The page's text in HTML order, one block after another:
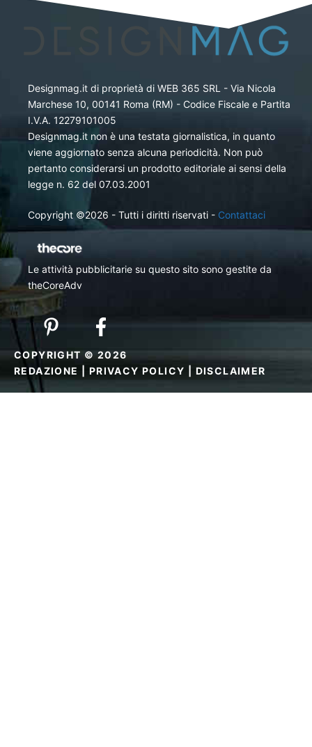
Designmag.it di proprietà di WEB 365 SRL - Via Nicola
Marchese 10, 00141 Roma (RM) - Codice Fiscale e Partita
I.V.A. 12279101005
Designmag.it non è una testata giornalistica, in quanto
viene aggiornato senza alcuna periodicità. Non può
pertanto considerarsi un prodotto editoriale ai sensi della
legge n. 62 del 07.03.2001
Copyright ©2026 - Tutti i diritti riservati - Contattaci
Le attività pubblicitarie su questo sito sono gestite da
theCoreAdv
COPYRIGHT © 2026
REDAZIONE
PRIVACY POLICY DISCLAIMER